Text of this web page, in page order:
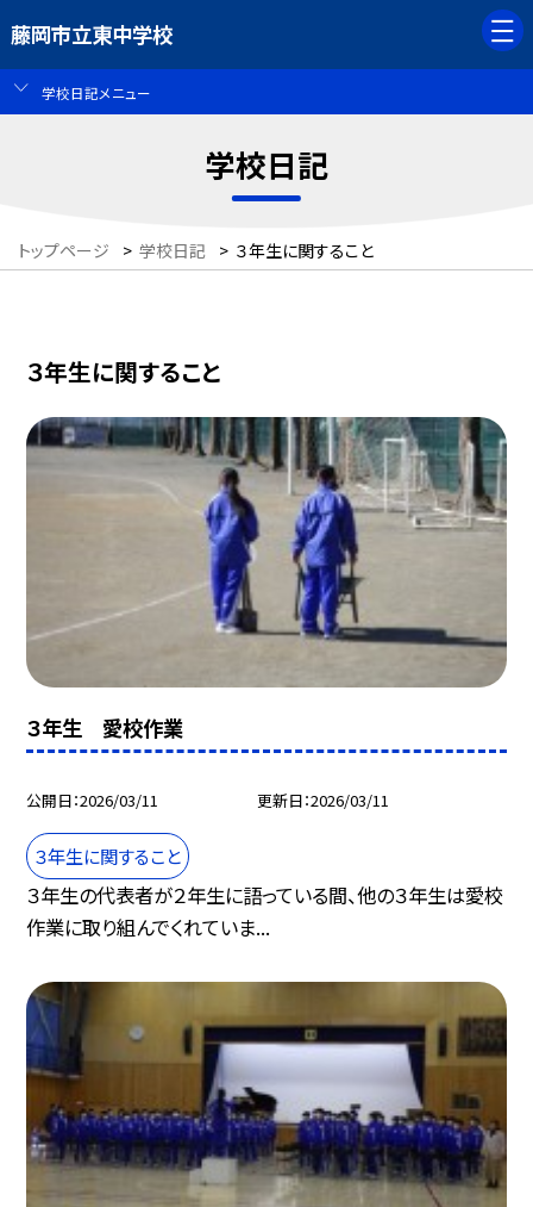
藤岡市立東中学校
学校日記メニュー
学校日記
トップページ > 学校日記 > ３年生に関すること
３年生に関すること
３年生 愛校作業
公開日 2026/03/11 更新日 2026/03/11
３年生に関すること
３年生の代表者が２年生に語っている間、他の３年生は愛校
作業に取り組んでくれていま...